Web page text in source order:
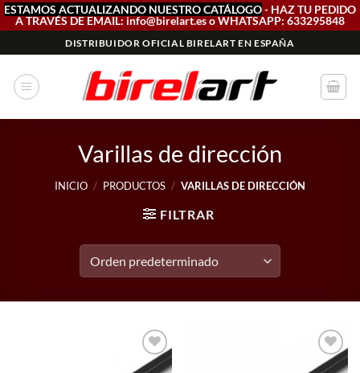
ESTAMOS ACTUALIZANDO NUESTRO CATÁLOGO- HAZ TU PEDIDO
A TRAVÉS DE EMAIL: info@birelart.es o WHATSAPP: 633295848
al
contenido
DISTRIBUIDOR OFICIAL BIRELART EN ESPAÑA
Varillas de dirección
INICIO / PRODUCTOS / VARILLAS DE DIRECCIÓN
FILTRAR
Add to
Add to